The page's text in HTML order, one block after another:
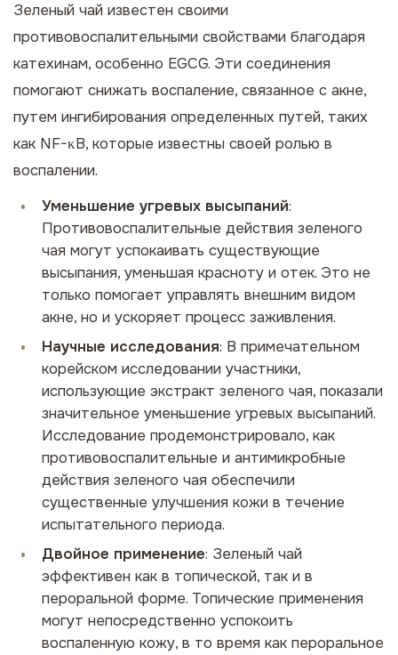
Зеленый чай известен своими
противовоспалительными свойствами благодаря
катехинам, особенно EGCG. Эти соединения
помогают снижать воспаление, связанное с акне,
путем ингибирования определенных путей, таких
как NF-κB, которые известны своей ролью в
воспалении.
Уменьшение угревых высыпаний:
Противовоспалительные действия зеленого
чая могут успокаивать существующие
высыпания, уменьшая красноту и отек. Это не
только помогает управлять внешним видом
акне, но и ускоряет процесс заживления.
Научные исследования: В примечательном
корейском исследовании участники,
использующие экстракт зеленого чая, показали
значительное уменьшение угревых высыпаний.
Исследование продемонстрировало, как
противовоспалительные и антимикробные
действия зеленого чая обеспечили
существенные улучшения кожи в течение
испытательного периода.
Двойное применение: Зеленый чай
эффективен как в топической, так и в
пероральной форме. Топические применения
могут непосредственно успокоить
воспаленную кожу, в то время как пероральное